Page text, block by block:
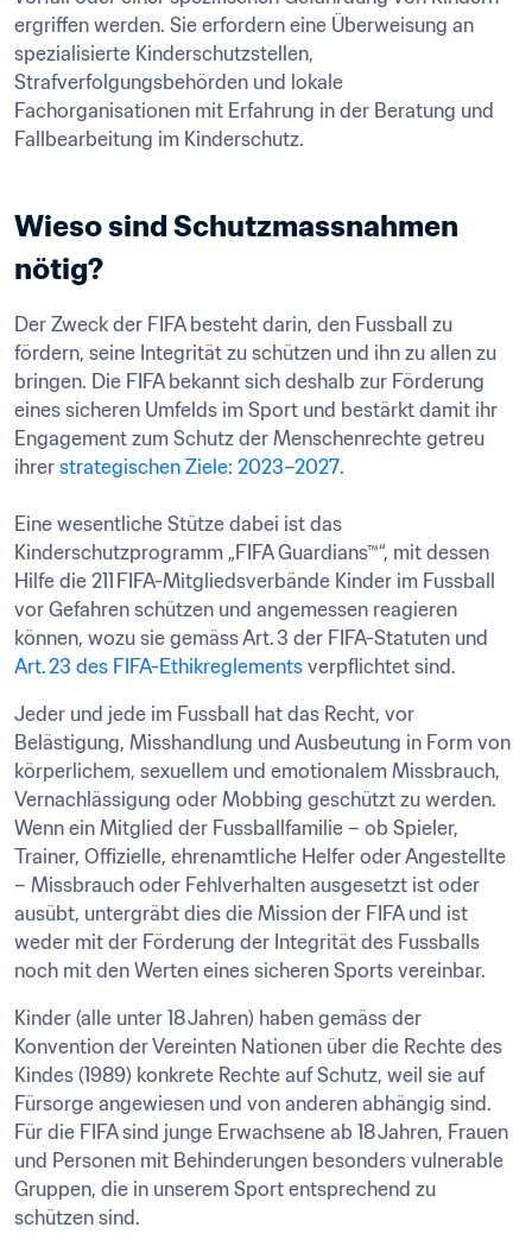
ergriffen werden. Sie erfordern eine Überweisung an
spezialisierte Kinderschutzstellen,
Strafverfolgungsbehörden und lokale
Fachorganisationen mit Erfahrung in der Beratung und
Fallbearbeitung im Kinderschutz.
Wieso sind Schutzmassnahmen
nötig?
Der Zweck der FIFA besteht darin, den Fussball zu
fördern, seine Integrität zu schützen und ihn zu allen zu
bringen. Die FIFA bekannt sich deshalb zur Förderung
eines sicheren Umfelds im Sport und bestärkt damit ihr
Engagement zum Schutz der Menschenrechte getreu
ihrer strategischen Ziele: 2023–2027.
Eine wesentliche Stütze dabei ist das
Kinderschutzprogramm „FIFA Guardians™“, mit dessen
Hilfe die 211 FIFA-Mitgliedsverbände Kinder im Fussball
vor Gefahren schützen und angemessen reagieren
Art. 23 des FIFA-Ethikreglements verpflichtet sind.
Jeder und jede im Fussball hat das Recht, vor
Belästigung, Misshandlung und Ausbeutung in Form von
körperlichem, sexuellem und emotionalem Missbrauch,
Vernachlässigung oder Mobbing geschützt zu werden.
Wenn ein Mitglied der Fussballfamilie – ob Spieler,
Trainer, Offizielle, ehrenamtliche Helfer oder Angestellte
– Missbrauch oder Fehlverhalten ausgesetzt ist oder
ausübt, untergräbt dies die Mission der FIFA und ist
weder mit der Förderung der Integrität des Fussballs
noch mit den Werten eines sicheren Sports vereinbar.
Kinder (alle unter 18 Jahren) haben gemäss der
Konvention der Vereinten Nationen über die Rechte des
Kindes (1989) konkrete Rechte auf Schutz, weil sie auf
Fürsorge angewiesen und von anderen abhängig sind.
Für die FIFA sind junge Erwachsene ab 18 Jahren, Frauen
und Personen mit Behinderungen besonders vulnerable
Gruppen, die in unserem Sport entsprechend zu
schützen sind.